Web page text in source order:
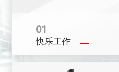
01
快乐工作